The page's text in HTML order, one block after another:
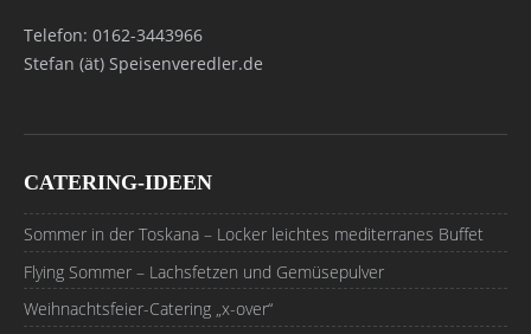
Telefon: 0162-3443966
Stefan (ät) Speisenveredler.de
CATERING-IDEEN
Sommer in der Toskana – Locker leichtes mediterranes Buffet
Flying Sommer – Lachsfetzen und Gemüsepulver
Weihnachtsfeier-Catering „x-over“